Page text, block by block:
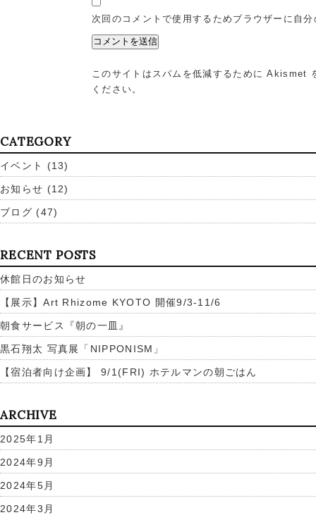
次回のコメントで使用するためブラウザーに自
このサイトはスパムを低減するために Akismet
ください 。
CATEGORY
イベント (13)
お知らせ (12)
ブログ (47)
RECENT POSTS
休館日のお知らせ
【展示】Art Rhizome KYOTO 開催9/3-11/6
朝食サービス『朝の一皿』
黒石翔太 写真展「NIPPONISM」
【宿泊者向け企画】 9/1(FRI) ホテルマンの朝ごはん
ARCHIVE
2025年1月
2024年9月
2024年5月
2024年3月